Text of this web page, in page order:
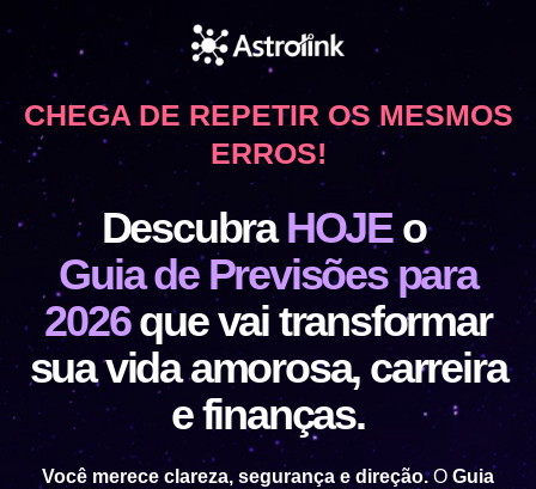
CHEGA DE REPETIR OS MESMOS
ERROS!
Descubra HOJE o
Guia de Previsões para
2026que vai transformar
sua vida amorosa, carreira
e finanças.
Você merece clareza, segurança e direção.O Guia